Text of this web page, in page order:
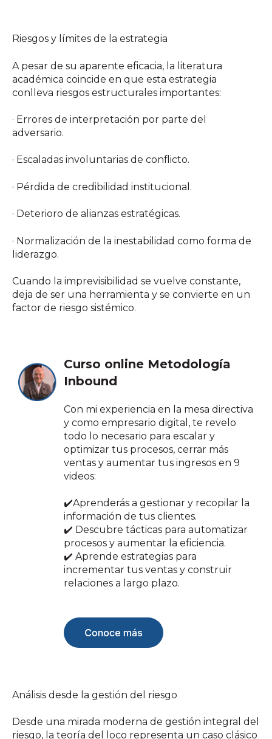
Riesgos y límites de la estrategia
A pesar de su aparente eficacia, la literatura
académica coincide en que esta estrategia
conlleva riesgos estructurales importantes:
· Errores de interpretación por parte del
adversario.
· Escaladas involuntarias de conflicto.
· Pérdida de credibilidad institucional.
· Deterioro de alianzas estratégicas.
· Normalización de la inestabilidad como forma de
liderazgo.
Cuando la imprevisibilidad se vuelve constante,
deja de ser una herramienta y se convierte en un
factor de riesgo sistémico.
Curso online Metodología
Inbound
Con mi experiencia en la mesa directiva
y como empresario digital, te revelo
todo lo necesario para escalar y
optimizar tus procesos, cerrar más
ventas y aumentar tus ingresos en 9
videos:
✔️Aprenderás a gestionar y recopilar la
información de tus clientes.
✔️ Descubre tácticas para automatizar
procesos y aumentar la eficiencia.
✔️ Aprende estrategias para
incrementar tus ventas y construir
relaciones a largo plazo.
Análisis desde la gestión del riesgo
Desde una mirada moderna de gestión integral del
riesgo, la teoría del loco representa un caso clásico